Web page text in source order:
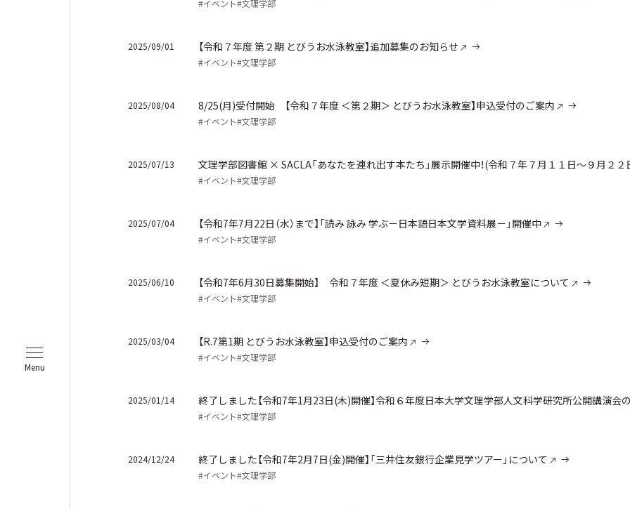
Menu
#イベント#文理学部
2025/09/01 【令和７年度 第２期 とびうお水泳教室】追加募集のお知らせ
#イベント#文理学部
2025/08/04 8/25(月)受付開始 【令和７年度 ＜第２期＞ とびうお水泳教室】申込受付のご案内
#イベント#文理学部
2025/07/13 文理学部図書館 × SACLA「あなたを連れ出す本たち」展示開催中！(令和７年７月１１日～９月２２
#イベント#文理学部
2025/07/04 【令和7年7月22日（水）まで】「読み 詠み 学ぶ－日本語日本文学資料展－」開催中
#イベント#文理学部
2025/06/10 【令和7年6月30日募集開始】 令和７年度 ＜夏休み短期＞ とびうお水泳教室について
#イベント#文理学部
2025/03/04 【R.7第1期 とびうお水泳教室】申込受付のご案内
#イベント#文理学部
2025/01/14 終了しました【令和7年1月23日(木)開催】令和６年度日本大学文理学部人文科学研究所公開講演会
#イベント#文理学部
2024/12/24 終了しました【令和7年2月7日(金)開催】「三井住友銀行企業見学ツアー」について
#イベント#文理学部